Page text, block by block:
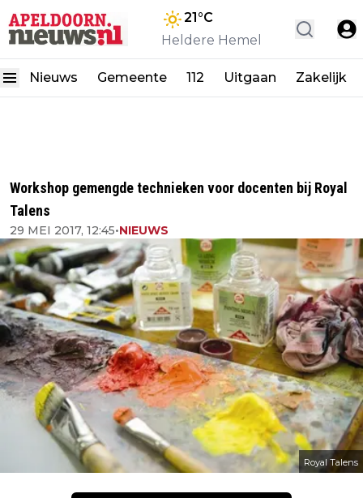
21°C
Heldere Hemel
Nieuws Gemeente 112 Uitgaan Zakelijk
Workshop gemengde technieken voor docenten bij Royal
Talens
29 MEI 2017, 12:45•NIEUWS
Royal Talens